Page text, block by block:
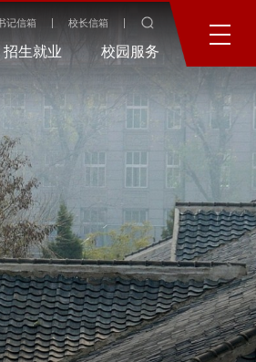
记信箱 校长信箱
招生就业 校园服务